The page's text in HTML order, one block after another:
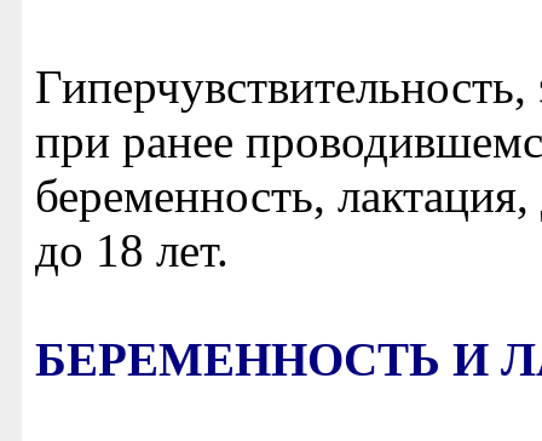
при ранее
беременность,
до 18 лет.
БЕРЕМЕННОСТЬ И